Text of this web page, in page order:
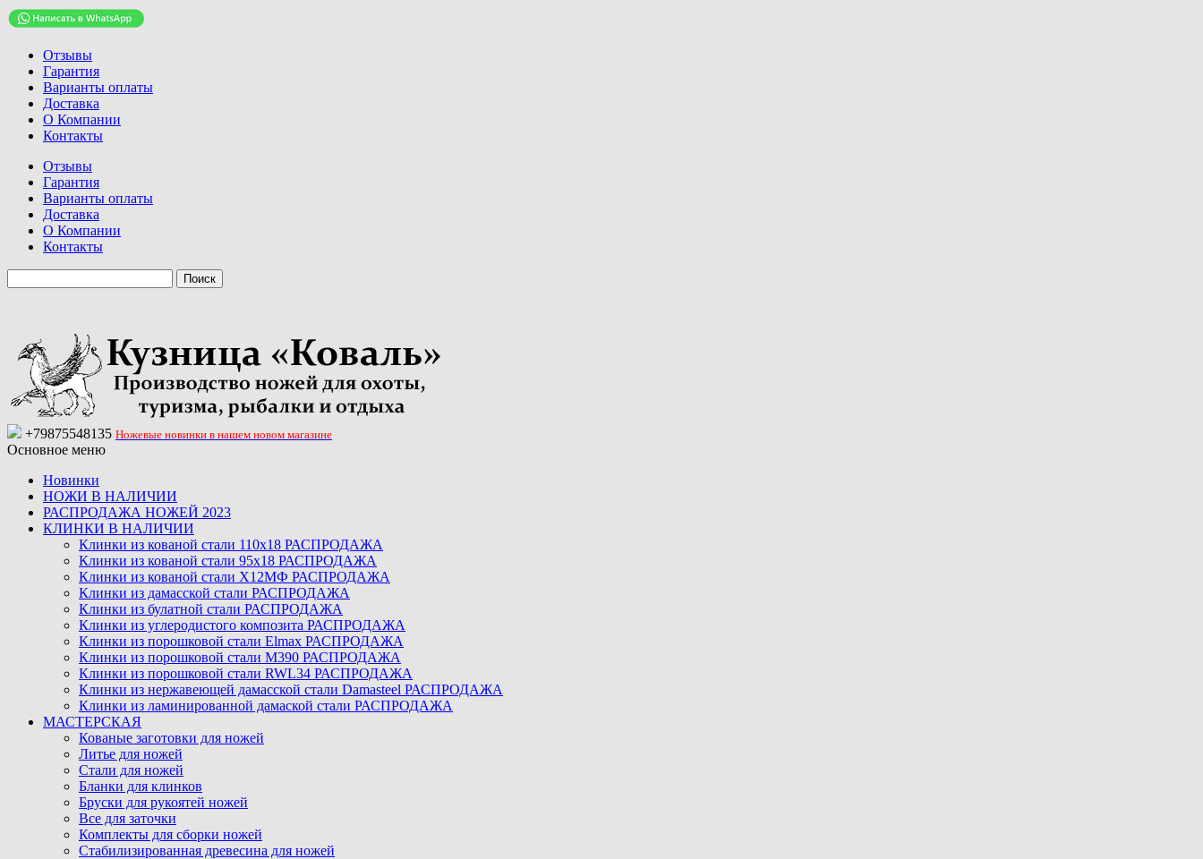
Отзывы
Гарантия
Варианты оплаты
Доставка
О Компании
Контакты
Отзывы
Гарантия
Варианты оплаты
Доставка
О Компании
Контакты
+79875548135 Ножевые новинки в нашем новом магазине
Основное меню
Новинки
НОЖИ В НАЛИЧИИ
РАСПРОДАЖА НОЖЕЙ 2023
КЛИНКИ В НАЛИЧИИ
Клинки из кованой стали 110х18 РАСПРОДАЖА
Клинки из кованой стали 95х18 РАСПРОДАЖА
Клинки из кованой стали Х12МФ РАСПРОДАЖА
Клинки из дамасской стали РАСПРОДАЖА
Клинки из булатной стали РАСПРОДАЖА
Клинки из углеродистого композита РАСПРОДАЖА
Клинки из порошковой стали Elmax РАСПРОДАЖА
Клинки из порошковой стали M390 РАСПРОДАЖА
Клинки из порошковой стали RWL34 РАСПРОДАЖА
Клинки из нержавеющей дамасской стали Damasteel РАСПРОДАЖА
Клинки из ламинированной дамаской стали РАСПРОДАЖА
МАСТЕРСКАЯ
Кованые заготовки для ножей
Литье для ножей
Стали для ножей
Бланки для клинков
Бруски для рукоятей ножей
Все для заточки
Комплекты для сборки ножей
Стабилизированная древесина для ножей